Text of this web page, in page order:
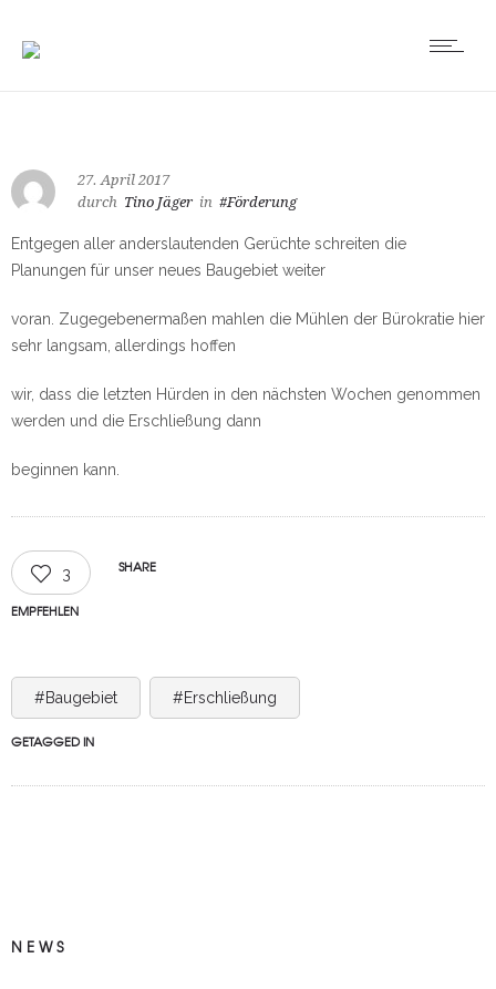
27. April 2017
durch Tino Jäger in #Förderung
Entgegen aller anderslautenden Gerüchte schreiten die
Planungen für unser neues Baugebiet weiter
voran. Zugegebenermaßen mahlen die Mühlen der Bürokratie hier
sehr langsam, allerdings hoffen
wir, dass die letzten Hürden in den nächsten Wochen genommen
werden und die Erschließung dann
beginnen kann.
3
EMPFEHLEN
SHARE
#Baugebiet #Erschließung
GETAGGED IN
NEWS